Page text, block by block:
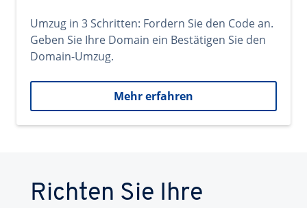
Umzug in 3 Schritten: Fordern Sie den Code an.
Geben Sie Ihre Domain ein Bestätigen Sie den
Domain-Umzug.
Mehr erfahren
Richten Sie Ihre